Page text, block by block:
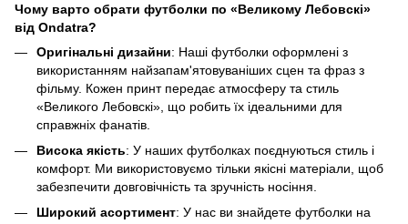
Чому варто обрати футболки по «Великому Лебовскі»
від Ondatra?
Оригінальні дизайни: Наші футболки оформлені з
використанням найзапам'ятовуваніших сцен та фраз з
фільму. Кожен принт передає атмосферу та стиль
«Великого Лебовскі», що робить їх ідеальними для
справжніх фанатів.
Висока якість: У наших футболках поєднуються стиль і
комфорт. Ми використовуємо тільки якісні матеріали, щоб
забезпечити довговічність та зручність носіння.
Широкий асортимент: У нас ви знайдете футболки на